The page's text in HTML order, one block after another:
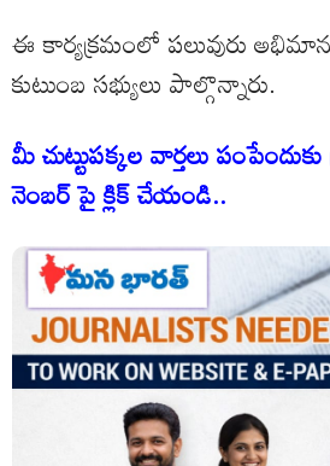
ఈ కార్యక్రమంలో పలువురు
కుటుంబ సభ్యులు పాల్గొన్నారు.
మీ చుట్టుపక్కల వార్తలు
నెంబర్ పై క్లిక్ చేయండి..